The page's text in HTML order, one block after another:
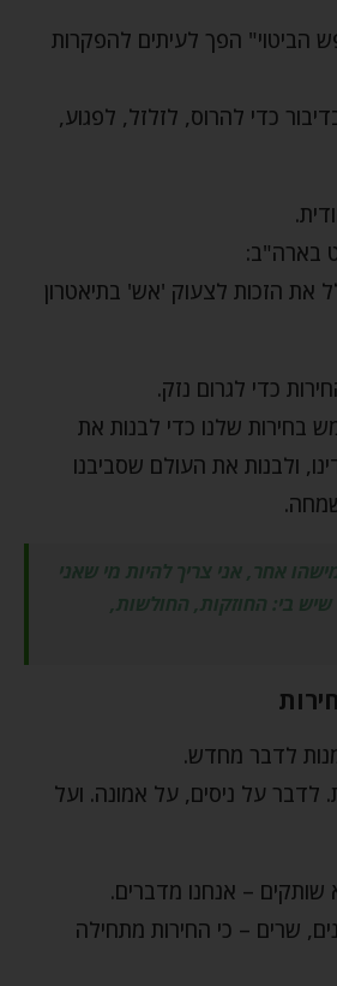
הביטוי" הפך לעיתים להפקרות
כדי להרוס, לזלזל, לפגוע,
בארה"ב:
את הזכות לצעוק 'אש' בתיאטרון
כדי לגרום נזק.
בחירות שלנו כדי לבנות את
ולבנות את העולם שסביבנו
אחר, אני צריך להיות מי שאני
בי: החוזקות, החולשות,
לדבר מחדש.
על ניסים, על אמונה. ועל
שותקים – אנחנו מדברים.
שרים – כי החירות מתחילה